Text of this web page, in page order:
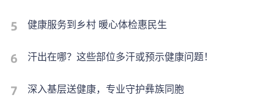
健康服务到乡村 暖心体检惠民生
汗出在哪？这些部位多汗或预示健康问题！
深入基层送健康，专业守护彝族同胞